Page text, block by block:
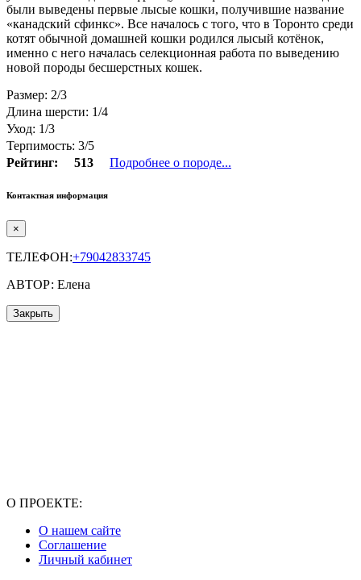
были выведены первые лысые кошки, получившие название
«канадский сфинкс». Все началось с того, что в Торонто среди
котят обычной домашней кошки родился лысый котёнок,
именно с него началась селекционная работа по выведению
новой породы бесшерстных кошек.
Размер: 2/3
Длина шерсти: 1/4
Уход: 1/3
Терпимость: 3/5
Рейтинг:
513 Подробнее о породе...
Контактная информация
×
ТЕЛЕФОН:+79042833745
АВТОР: Елена
Закрыть
О ПРОЕКТЕ:
О нашем сайте
Соглашение
Личный кабинет